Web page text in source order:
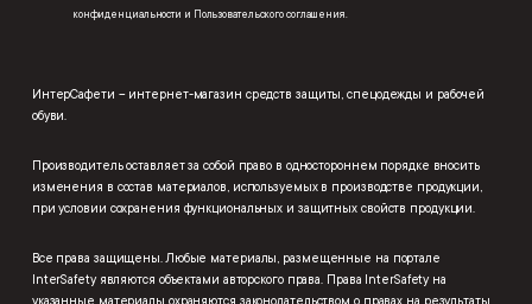
конфиденциальности и Пользовательского соглашения.
ИнтерСафети – интернет-магазин средств защиты, спецодежды и рабочей
обуви.
Производитель оставляет за собой право в одностороннем порядке вносить
изменения в состав материалов, используемых в производстве продукции,
при условии сохранения функциональных и защитных свойств продукции.
Все права защищены. Любые материалы, размещенные на портале
InterSafety являются объектами авторского права. Права InterSafety на